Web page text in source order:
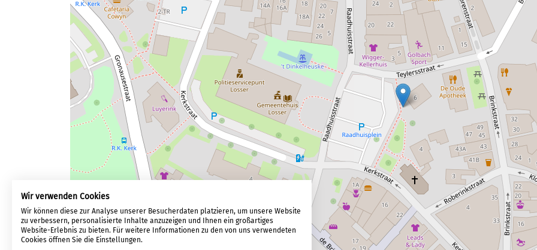
Wir verwenden Cookies
Wir können diese zur Analyse unserer Besucherdaten platzieren, um unsere Website
zu verbessern, personalisierte Inhalte anzuzeigen und Ihnen ein großartiges
Website-Erlebnis zu bieten. Für weitere Informationen zu den von uns verwendeten
Cookies öffnen Sie die Einstellungen.